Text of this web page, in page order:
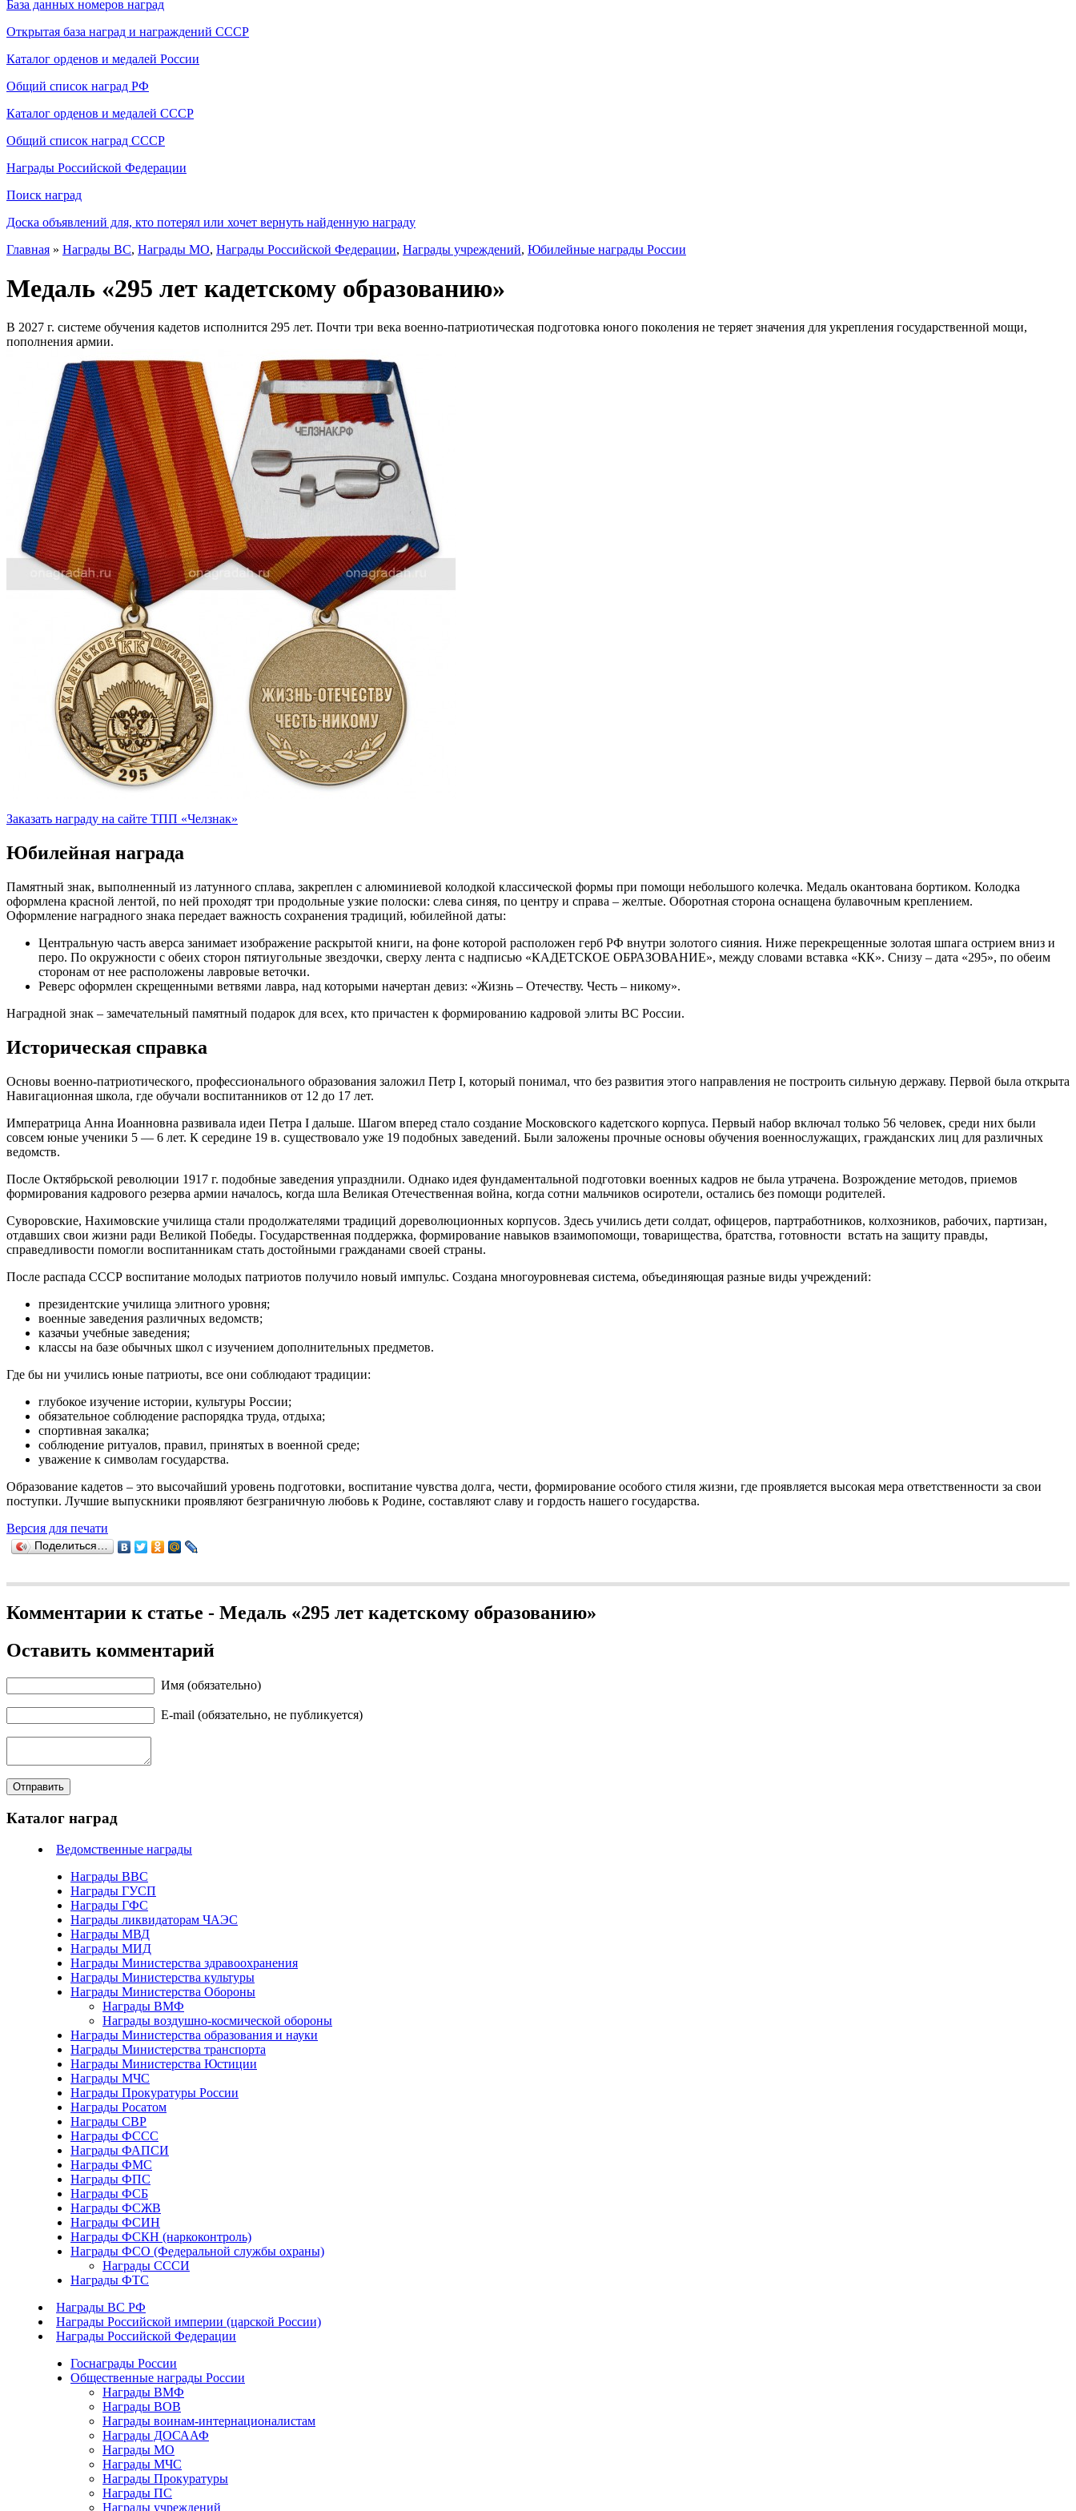
База данных номеров наград
Открытая база наград и награждений СССР
Каталог орденов и медалей России
Общий список наград РФ
Каталог орденов и медалей СССР
Общий список наград СССР
Награды Российской Федерации
Поиск наград
Доска объявлений для, кто потерял или хочет вернуть найденную награду
Главная » Награды ВС, Награды МО, Награды Российской Федерации, Награды учреждений, Юбилейные награды России
Медаль «295 лет кадетскому образованию»
В 2027 г. системе обучения кадетов исполнится 295 лет. Почти три века военно-патриотическая подготовка юного поколения не теряет значения для укрепления государственной мощи,
пополнения армии.
Заказать награду на сайте ТПП «Челзнак»
Юбилейная награда
Памятный знак, выполненный из латунного сплава, закреплен с алюминиевой колодкой классической формы при помощи небольшого колечка. Медаль окантована бортиком. Колодка
оформлена красной лентой, по ней проходят три продольные узкие полоски: слева синяя, по центру и справа – желтые. Оборотная сторона оснащена булавочным креплением.
Оформление наградного знака передает важность сохранения традиций, юбилейной даты:
Центральную часть аверса занимает изображение раскрытой книги, на фоне которой расположен герб РФ внутри золотого сияния. Ниже перекрещенные золотая шпага острием вниз и
перо. По окружности с обеих сторон пятиугольные звездочки, сверху лента с надписью «КАДЕТСКОЕ ОБРАЗОВАНИЕ», между словами вставка «КК». Снизу – дата «295», по обеим
сторонам от нее расположены лавровые веточки.
Реверс оформлен скрещенными ветвями лавра, над которыми начертан девиз: «Жизнь – Отечеству. Честь – никому».
Наградной знак – замечательный памятный подарок для всех, кто причастен к формированию кадровой элиты ВС России.
Историческая справка
Основы военно-патриотического, профессионального образования заложил Петр I, который понимал, что без развития этого направления не построить сильную державу. Первой была открыта
Навигационная школа, где обучали воспитанников от 12 до 17 лет.
Императрица Анна Иоанновна развивала идеи Петра I дальше. Шагом вперед стало создание Московского кадетского корпуса. Первый набор включал только 56 человек, среди них были
совсем юные ученики 5 — 6 лет. К середине 19 в. существовало уже 19 подобных заведений. Были заложены прочные основы обучения военнослужащих, гражданских лиц для различных
ведомств.
После Октябрьской революции 1917 г. подобные заведения упразднили. Однако идея фундаментальной подготовки военных кадров не была утрачена. Возрождение методов, приемов
формирования кадрового резерва армии началось, когда шла Великая Отечественная война, когда сотни мальчиков осиротели, остались без помощи родителей.
Суворовские, Нахимовские училища стали продолжателями традиций дореволюционных корпусов. Здесь учились дети солдат, офицеров, партработников, колхозников, рабочих, партизан,
отдавших свои жизни ради Великой Победы. Государственная поддержка, формирование навыков взаимопомощи, товарищества, братства, готовности встать на защиту правды,
справедливости помогли воспитанникам стать достойными гражданами своей страны.
После распада СССР воспитание молодых патриотов получило новый импульс. Создана многоуровневая система, объединяющая разные виды учреждений:
президентские училища элитного уровня;
военные заведения различных ведомств;
казачьи учебные заведения;
классы на базе обычных школ с изучением дополнительных предметов.
Где бы ни учились юные патриоты, все они соблюдают традиции:
глубокое изучение истории, культуры России;
обязательное соблюдение распорядка труда, отдыха;
спортивная закалка;
соблюдение ритуалов, правил, принятых в военной среде;
уважение к символам государства.
Образование кадетов – это высочайший уровень подготовки, воспитание чувства долга, чести, формирование особого стиля жизни, где проявляется высокая мера ответственности за свои
поступки. Лучшие выпускники проявляют безграничную любовь к Родине, составляют славу и гордость нашего государства.
Версия для печати
Поделиться…
Комментарии к статье - Медаль «295 лет кадетскому образованию»
Оставить комментарий
Имя (обязательно)
E-mail (обязательно, не публикуется)
Каталог наград
Ведомственные награды
Награды ВВС
Награды ГУСП
Награды ГФС
Награды ликвидаторам ЧАЭС
Награды МВД
Награды МИД
Награды Министерства здравоохранения
Награды Министерства культуры
Награды Министерства Обороны
Награды ВМФ
Награды воздушно-космической обороны
Награды Министерства образования и науки
Награды Министерства транспорта
Награды Министерства Юстиции
Награды МЧС
Награды Прокуратуры России
Награды Росатом
Награды СВР
Награды ФCСС
Награды ФАПСИ
Награды ФМС
Награды ФПС
Награды ФСБ
Награды ФСЖВ
Награды ФСИН
Награды ФСКН (наркоконтроль)
Награды ФСО (Федеральной службы охраны)
Награды СССИ
Награды ФТС
Награды ВС РФ
Награды Российской империи (царской России)
Награды Российской Федерации
Госнаграды России
Общественные награды России
Награды ВМФ
Награды ВОВ
Награды воинам-интернационалистам
Награды ДОСААФ
Награды МО
Награды МЧС
Награды Прокуратуры
Награды ПС
Награды учреждений